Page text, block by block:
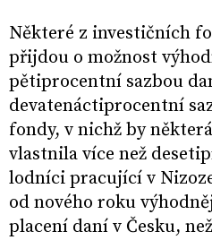
Některé z investičních
přijdou o možnost
pětiprocentní sazbou
devatenáctiprocentní
fondy, v nichž by
vlastnila více než
lodníci pracující v
od nového roku
placení daní v Česku,